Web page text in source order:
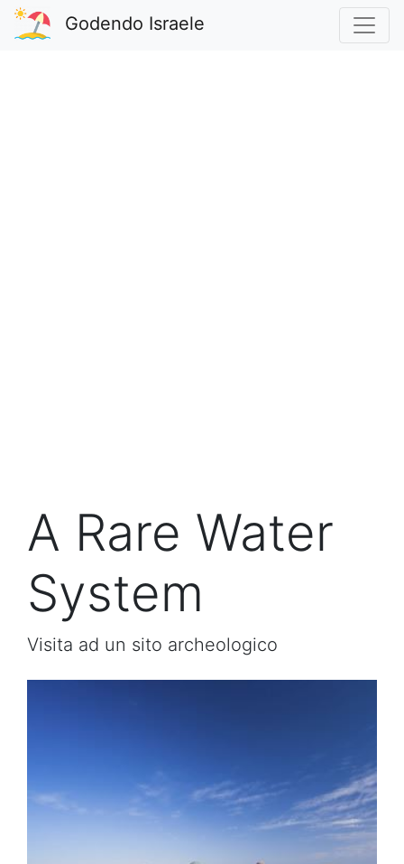
Godendo Israele
A Rare Water
System
Visita ad un sito archeologico